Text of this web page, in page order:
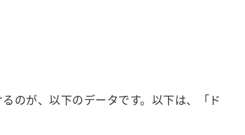
のが、以下のデータです。以下は、「ド